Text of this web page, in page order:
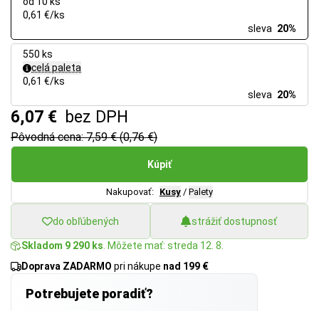
0,61 €/ks
sleva 20%
550 ks
celá paleta
0,61 €/ks
sleva 20%
6,07 € bez DPH
Pôvodná cena: 7,59 € (0,76 €)
Kúpiť
Nakupovať: Kusy / Palety
do obľúbených strážiť dostupnosť
Skladom 9 290 ks . Môžete mať: streda 12. 8.
Doprava ZADARMO pri nákupe nad 199 €
Potrebujete poradiť?